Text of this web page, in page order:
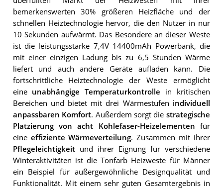
bemerkenswerten 30% größeren Heizfläche und der
schnellen Heiztechnologie hervor, die den Nutzer in nur
10 Sekunden aufwärmt. Das Besondere an dieser Weste
ist die leistungsstarke 7,4V 14400mAh Powerbank, die
mit einer einzigen Ladung bis zu 6,5 Stunden Wärme
liefert und auch andere Geräte aufladen kann. Die
fortschrittliche Heiztechnologie der Weste ermöglicht
eine unabhängige Temperaturkontrolle in kritischen
Bereichen und bietet mit drei Wärmestufen individuell
anpassbaren Komfort. Außerdem sorgt die strategische
Platzierung von acht Kohlefaser-Heizelementen für
eine effiziente Wärmeverteilung. Zusammen mit ihrer
Pflegeleichtigkeitund ihrer Eignung für verschiedene
Winteraktivitäten ist die Tonfarb Heizweste für Männer
ein Beispiel für außergewöhnliche Designqualität und
Funktionalität. Mit einem sehr guten Gesamtergebnis in